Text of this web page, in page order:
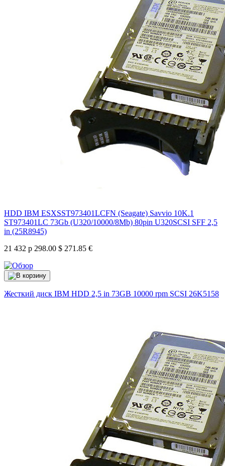
HDD IBM ESXSST973401LCFN (Seagate) Savvio 10K.1
ST973401LC 73Gb (U320/10000/8Mb) 80pin U320SCSI SFF 2,5
in (25R8945)
21 432 р 298.00 $ 271.85 €
Жесткий диск IBM HDD 2,5 in 73GB 10000 rpm SCSI 26K5158